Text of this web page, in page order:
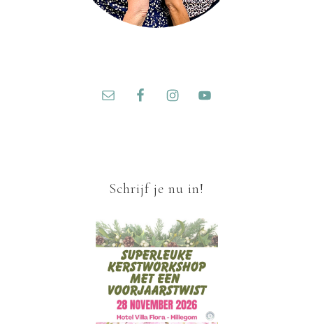
Schrijf je nu in!